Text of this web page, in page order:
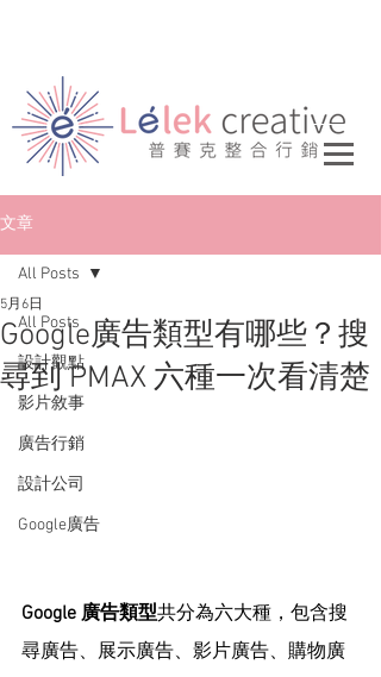
文章
All Posts
設計觀點
影片敘事
廣告行銷
設計公司
Google廣告
All Posts
Google廣告類型有哪些？搜
尋到 PMAX 六種一次看清楚
5月6日
Google 廣告類型共分為六大種，包含搜
尋廣告、展示廣告、影片廣告、購物廣